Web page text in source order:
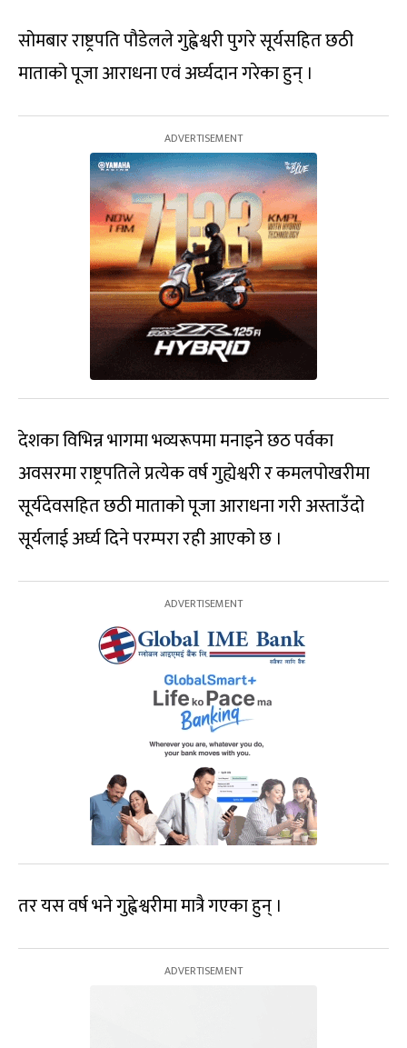
सोमबार राष्ट्रपति पौडेलले गुह्वेश्वरी पुगरे सूर्यसहित छठी
माताको पूजा आराधना एवं अर्घ्यदान गरेका हुन् ।
देशका विभिन्न भागमा भव्यरूपमा मनाइने छठ पर्वका
अवसरमा राष्ट्रपतिले प्रत्येक वर्ष गुह्येश्वरी र कमलपोखरीमा
सूर्यदेवसहित छठी माताको पूजा आराधना गरी अस्ताउँदो
सूर्यलाई अर्घ्य दिने परम्परा रही आएको छ ।
तर यस वर्ष भने गुह्वेश्वरीमा मात्रै गएका हुन् ।